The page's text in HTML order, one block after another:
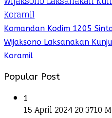
Komandan Kodim 1205
Wijaksono Laksanakan
Koramil
Popular Post
1
15 April 2024 20:3710